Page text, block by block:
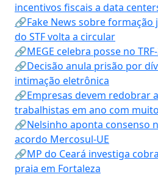
incentivos fiscais a data
🔗Fake News sobre
do STF volta a circular
🔗MEGE celebra posse no
🔗Decisão anula prisão por
intimação eletrônica
🔗Empresas devem redobrar
trabalhistas em ano com
🔗Nelsinho aponta consenso
acordo Mercosul-UE
🔗MP do Ceará investiga
praia em Fortaleza